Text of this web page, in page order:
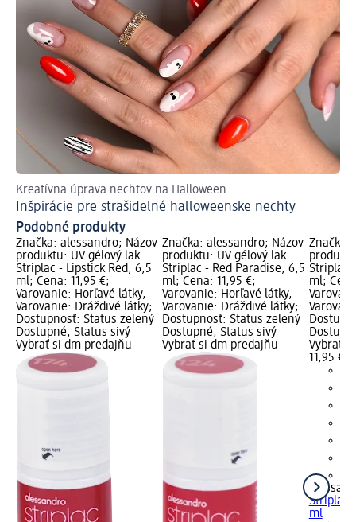
Kreatívna úprava nechtov na Halloween
Inšpirácie pre strašidelné halloweenske nechty
Podobné produkty
Značka: alessandro; Názov
produktu: UV gélový lak
Striplac - Lipstick Red, 6,5
ml; Cena: 11,95 €;
Varovanie: Horľavé látky,
Varovanie: Dráždivé látky;
Dostupnosť: Status zelený
Dostupné, Status sivý
Vybrať si dm predajňu
Značka: alessandro; Názov
produktu: UV gélový lak
Striplac - Red Paradise, 6,5
ml; Cena: 11,95 €;
Varovanie: Horľavé látky,
Varovanie: Dráždivé látky;
Dostupnosť: Status zelený
Dostupné, Status sivý
Vybrať si dm predajňu
Značka:
Striplac
ml;
Vybrať
11,95 €
Striplac
ml